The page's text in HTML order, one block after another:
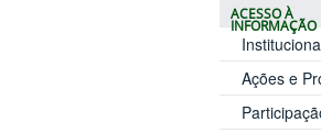
ACESSO À
INFORMAÇÃO
Ações e